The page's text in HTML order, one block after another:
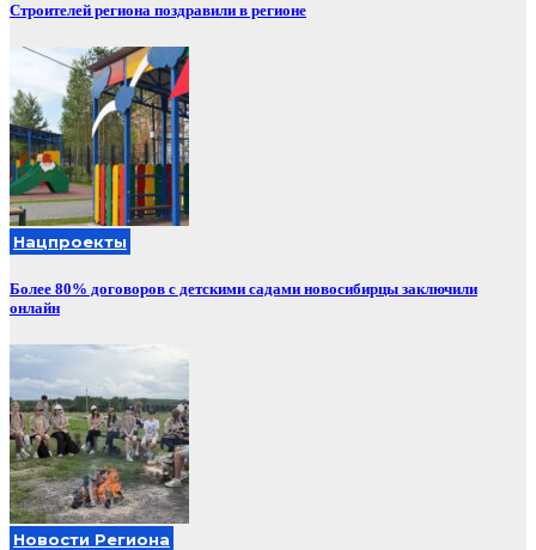
Строителей региона поздравили в регионе
Нацпроекты
Более 80% договоров с детскими садами новосибирцы заключили
онлайн
Новости Региона